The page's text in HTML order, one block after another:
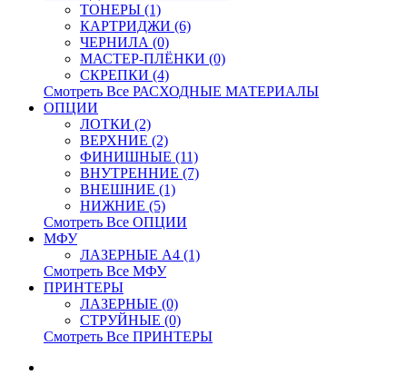
ТОНЕРЫ (1)
КАРТРИДЖИ (6)
ЧЕРНИЛА (0)
МАСТЕР-ПЛЁНКИ (0)
СКРЕПКИ (4)
Смотреть Все РАСХОДНЫЕ МАТЕРИАЛЫ
ОПЦИИ
ЛОТКИ (2)
ВЕРХНИЕ (2)
ФИНИШНЫЕ (11)
ВНУТРЕННИЕ (7)
ВНЕШНИЕ (1)
НИЖНИЕ (5)
Смотреть Все ОПЦИИ
МФУ
ЛАЗЕРНЫЕ A4 (1)
Смотреть Все МФУ
ПРИНТЕРЫ
ЛАЗЕРНЫЕ (0)
СТРУЙНЫЕ (0)
Смотреть Все ПРИНТЕРЫ